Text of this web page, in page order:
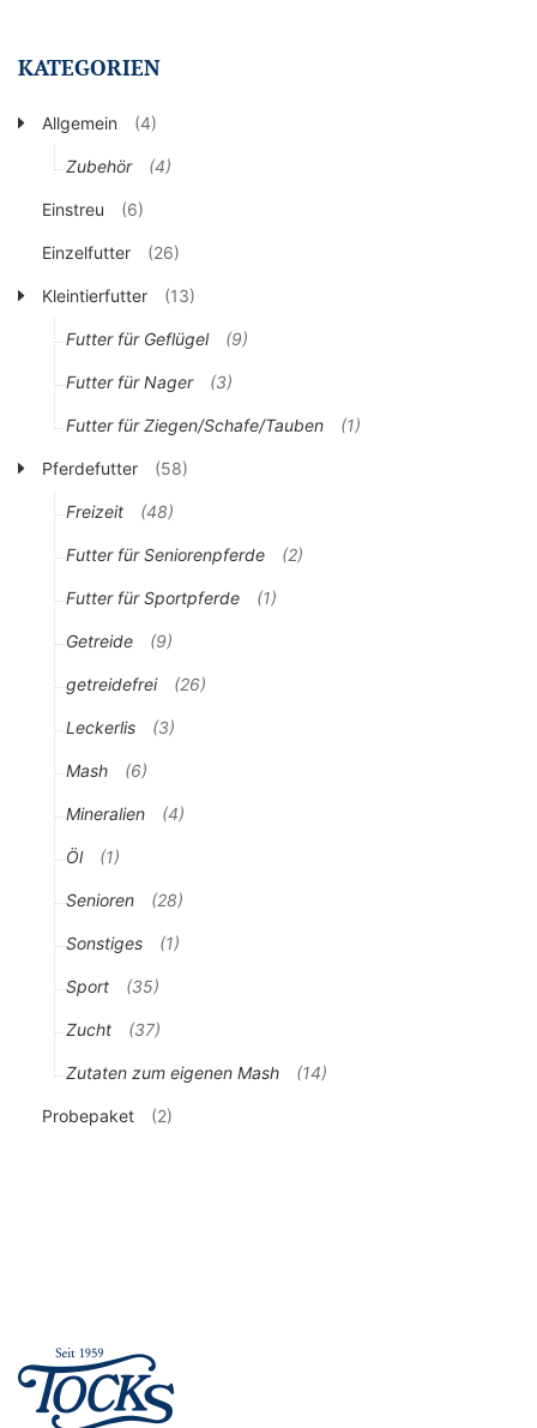
KATEGORIEN
Allgemein (4)
Zubehör (4)
Einstreu (6)
Einzelfutter (26)
Kleintierfutter (13)
Futter für Geflügel (9)
Futter für Nager (3)
Futter für Ziegen/Schafe/Tauben (1)
Pferdefutter (58)
Freizeit (48)
Futter für Seniorenpferde (2)
Futter für Sportpferde (1)
Getreide (9)
getreidefrei (26)
Leckerlis (3)
Mash (6)
Mineralien (4)
Öl (1)
Senioren (28)
Sonstiges (1)
Sport (35)
Zucht (37)
Zutaten zum eigenen Mash (14)
Probepaket (2)